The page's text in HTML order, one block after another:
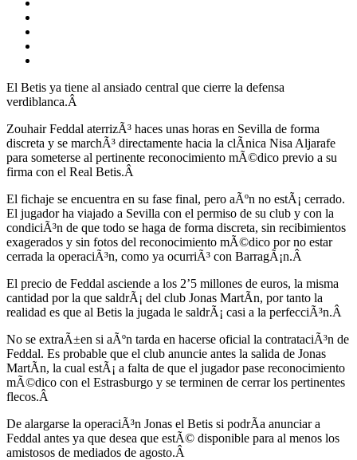
El Betis ya tiene al ansiado central que cierre la defensa
verdiblanca.Â
Zouhair Feddal aterrizÃ³ haces unas horas en Sevilla de forma
discreta y se marchÃ³ directamente hacia la clÃ­nica Nisa Aljarafe
para someterse al pertinente reconocimiento mÃ©dico previo a su
firma con el Real Betis.Â
El fichaje se encuentra en su fase final, pero aÃºn no estÃ¡ cerrado.
El jugador ha viajado a Sevilla con el permiso de su club y con la
condiciÃ³n de que todo se haga de forma discreta, sin recibimientos
exagerados y sin fotos del reconocimiento mÃ©dico por no estar
cerrada la operaciÃ³n, como ya ocurriÃ³ con BarragÃ¡n.Â
El precio de Feddal asciende a los 2’5 millones de euros, la misma
cantidad por la que saldrÃ¡ del club Jonas MartÃ­n, por tanto la
realidad es que al Betis la jugada le saldrÃ¡ casi a la perfecciÃ³n.Â
No se extraÃ±en si aÃºn tarda en hacerse oficial la contrataciÃ³n de
Feddal. Es probable que el club anuncie antes la salida de Jonas
MartÃ­n, la cual estÃ¡ a falta de que el jugador pase reconocimiento
mÃ©dico con el Estrasburgo y se terminen de cerrar los pertinentes
flecos.Â
De alargarse la operaciÃ³n Jonas el Betis si podrÃ­a anunciar a
Feddal antes ya que desea que estÃ© disponible para al menos los
amistosos de mediados de agosto.Â